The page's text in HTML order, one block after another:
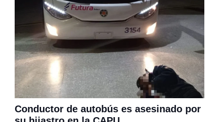
Conductor de autobús es asesinado por